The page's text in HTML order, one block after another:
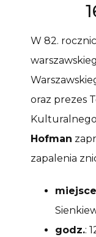
W 82.
oraz prezes
Hofman
zapalenia
miejsce
godz.: